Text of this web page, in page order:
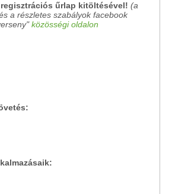
űrlap kitöltésével! (a
a részletes szabályok facebook
közösségi oldalon